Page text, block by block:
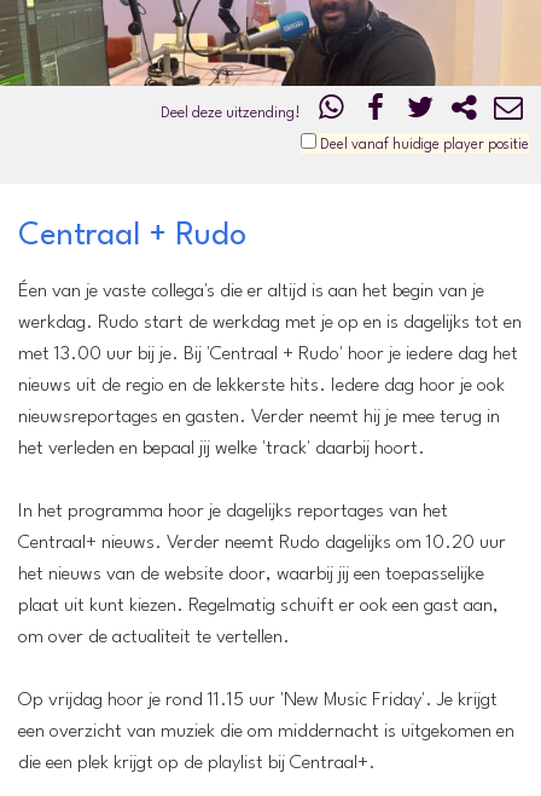
Deel deze uitzending!
Deel vanaf huidige player positie
Centraal + Rudo
Éen van je vaste collega's die er altijd is aan het begin van je
werkdag. Rudo start de werkdag met je op en is dagelijks tot en
met 13.00 uur bij je. Bij 'Centraal + Rudo' hoor je iedere dag het
nieuws uit de regio en de lekkerste hits. Iedere dag hoor je ook
nieuwsreportages en gasten. Verder neemt hij je mee terug in
het verleden en bepaal jij welke 'track' daarbij hoort.
In het programma hoor je dagelijks reportages van het
Centraal+ nieuws. Verder neemt Rudo dagelijks om 10.20 uur
het nieuws van de website door, waarbij jij een toepasselijke
plaat uit kunt kiezen. Regelmatig schuift er ook een gast aan,
om over de actualiteit te vertellen.
Op vrijdag hoor je rond 11.15 uur 'New Music Friday'. Je krijgt
een overzicht van muziek die om middernacht is uitgekomen en
die een plek krijgt op de playlist bij Centraal+.